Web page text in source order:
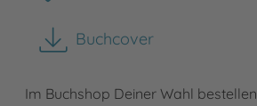
Buchcover
herunterladen
Im Buchshop Deiner Wahl